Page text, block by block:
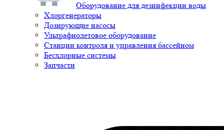
Оборудование для дезинфекции воды
Хлоргенераторы
Дозирующие насосы
Ультрафиолетовое оборудование
Станции контроля и управления бассейном
Бесхлорные системы
Запчасти